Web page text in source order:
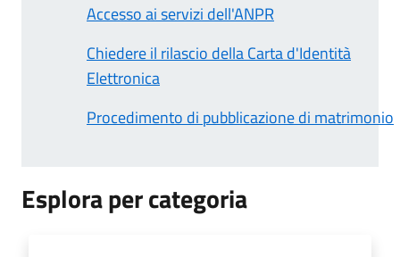
Accesso ai servizi dell'ANPR
Chiedere il rilascio della Carta d'Identità
Elettronica
Procedimento di pubblicazione di matrimonio
Esplora per categoria